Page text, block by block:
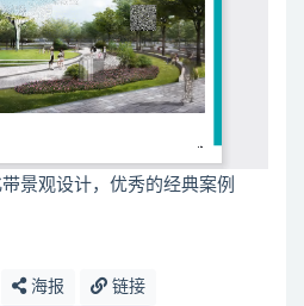
景观设计，优秀的经典案例
海报 链接